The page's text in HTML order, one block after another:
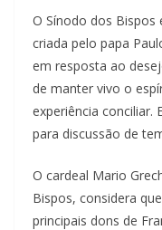
O Sínodo dos
criada pelo papa
em resposta ao
de manter vivo o
experiência conciliar.
para discussão de
O cardeal Mario
Bispos, considera
principais dons de